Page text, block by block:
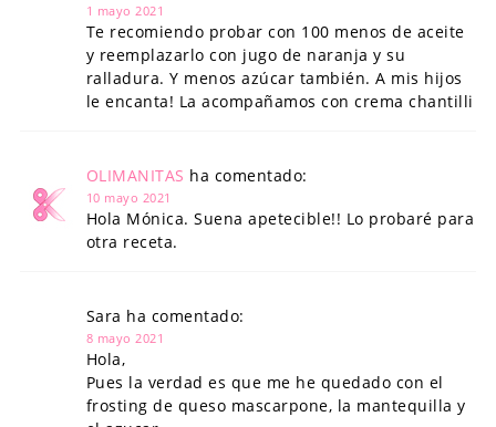
1 mayo 2021
Te recomiendo probar con 100 menos de aceite
y reemplazarlo con jugo de naranja y su
ralladura. Y menos azúcar también. A mis hijos
le encanta! La acompañamos con crema chantilli
OLIMANITAS ha comentado:
10 mayo 2021
Hola Mónica. Suena apetecible!! Lo probaré para
otra receta.
Sara ha comentado:
8 mayo 2021
Hola,
Pues la verdad es que me he quedado con el
frosting de queso mascarpone, la mantequilla y